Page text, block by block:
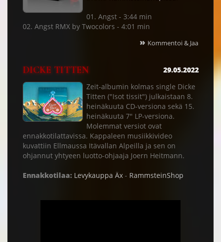
01. Angst - 3:44 min
02. Angst RMX by Twocolors - 4:01 min
» Kommentoi & Jaa
DICKE TITTEN
29.05.2022
Zeit-albumin kolmas single Dicke
Titten ("Isot tissit") julkaistaan 8.
heinäkuuta CD-versiona sekä 15.
heinäkuuta 7" LP-versiona.
Molemmat versiot ovat
ennakkotilattavissa. Kappaleen musiikkivideo
kuvattiin Ellmaussa Itävallan Alpeilla ja sen on
ohjannut yhtyeen luotto-ohjaaja Joern Heitmann.
Ennakkotilaa: Levykauppa Äx - RammsteinShop